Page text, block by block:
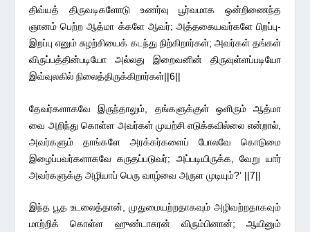
திவ்யத் திருவடிகளோடு உணர்வு பூர்வமாக ஒன்றிணைந்த
ஞானம் பெற்ற ஆத்மா க்களே ஆவர்; அத்தகையவர்களே பிறப்பு-
இறப்பு எனும் சுழற்சியைக் கடந்து நிற்கிறார்கள்; அவர்கள் தங்கள்
விருப்பத்தின்படியோ அல்லது இறைவனின் திருவுள்ளப்படியோ
இவ்வுலகில் நிலைத்திருக்கிறார்கள்||6||
தேவர்களாகவே இருந்தாலும், தங்களுக்குள் ஒளிரும் ஆத்மா
வை அறிந்து கொள்ள அவர்கள் முயற்சி எடுக்கவில்லை என்றால்,
அவர்களும் தாங்களே அரக்கர்களைப் போலவே கொடுமை
இழைப்பவர்களாகவே கருதப்படுவர்; அப்படியிருக்க, வேறு யார்
அவர்களுக்கு அழியாப் பெரு வாழ்வை அருள முடியும்?’ ||7||
இந்த பூத உடலைத்தான், முதுமையற்றதாகவும் அழிவற்றதாகவும்
மாற்றிக் கொள்ள ஹுண்டாசுரன் விரும்பினான்; ஆயினும்